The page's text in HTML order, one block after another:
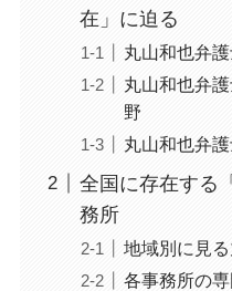
在」に迫る
丸山和也弁
丸山和也弁
野
丸山和也弁
全国に存在する
務所
地域別に見
各事務所の